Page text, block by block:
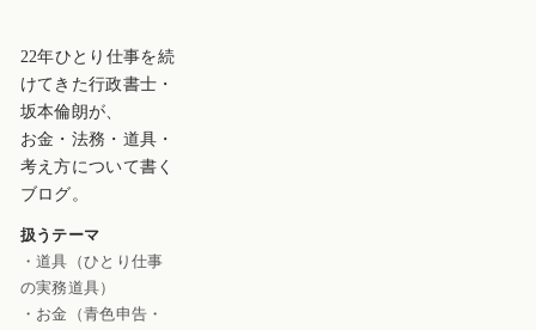
22年ひとり仕事を続
けてきた行政書士・
坂本倫朗が、
お金・法務・道具・
考え方について書く
ブログ。
扱うテーマ
・道具（ひとり仕事
の実務道具）
・お金（青色申告・